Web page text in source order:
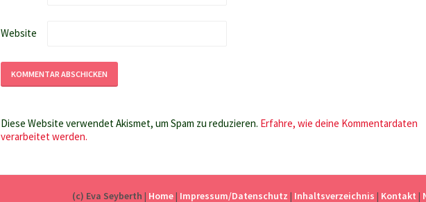
Website
Diese Website verwendet Akismet, um Spam zu reduzieren. Erfahre, wie deine Kommentardaten
verarbeitet werden.
(c) Eva Seyberth | Home| Impressum/Datenschutz | Inhaltsverzeichnis | Kontakt |